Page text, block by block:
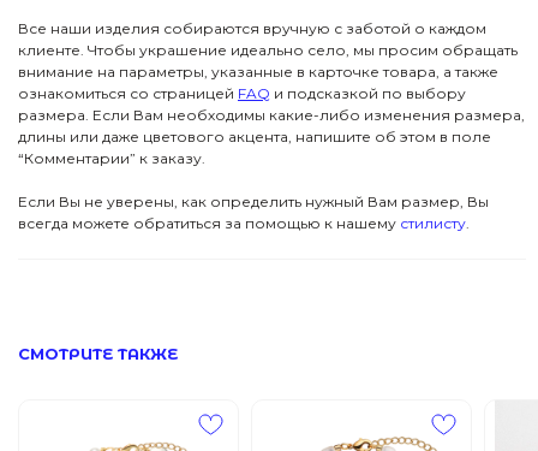
Все наши изделия собираются вручную с заботой о каждом
клиенте. Чтобы украшение идеально село, мы просим обращать
внимание на параметры, указанные в карточке товара, а также
ознакомиться со страницей FAQ и подсказкой по выбору
размера. Если Вам необходимы какие-либо изменения размера,
длины или даже цветового акцента, напишите об этом в поле
“Комментарии” к заказу.
Если Вы не уверены, как определить нужный Вам размер, Вы
всегда можете обратиться за помощью к нашему стилисту.
СМОТРИТЕ ТАКЖЕ
Серьги
Аксессуары
Я даю согласие на обработку данных
→
ПОКУПАТЕЛЯМ
ПОМОЩЬ